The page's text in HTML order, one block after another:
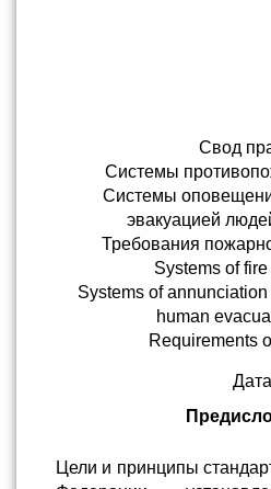
Свод
Системы
Системы
эвакуацией
Требования
Systems of
Systems of
human
Requirements
Цели и принципы